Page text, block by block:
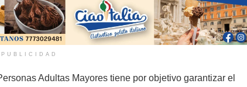
PUBLICIDAD
Adultas Mayores tiene por objetivo garantizar el